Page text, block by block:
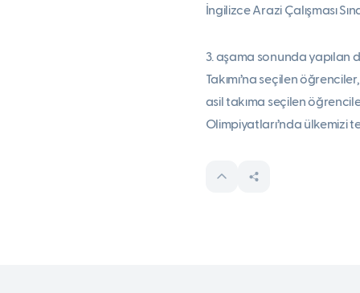
İngilizce Arazi Çalışması
3. aşama sonunda yapılan
Takımı’na seçilen
asil takıma seçilen
Olimpiyatları’nda ülkemizi